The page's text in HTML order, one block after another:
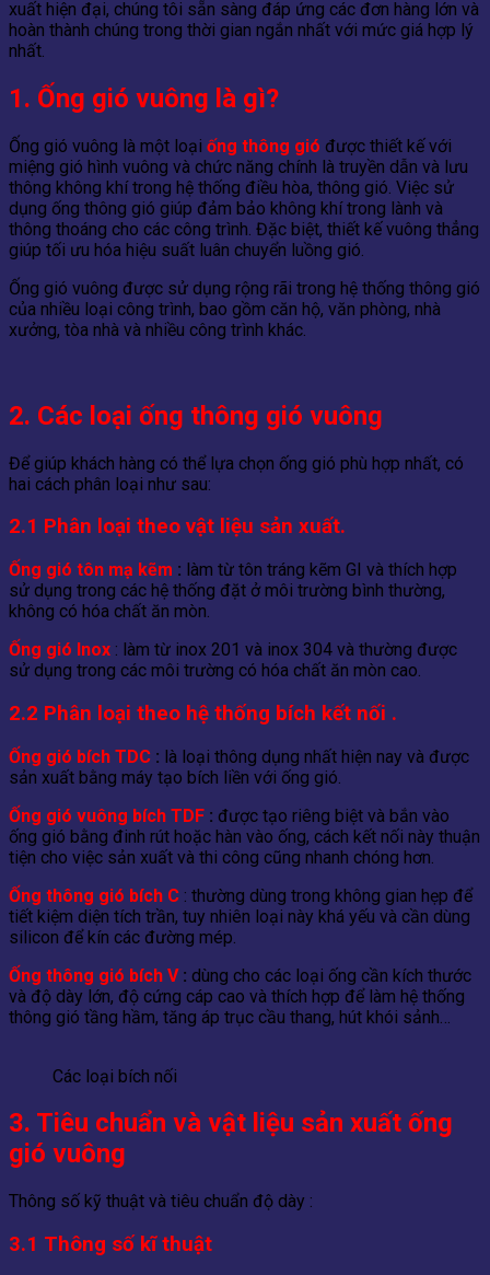
xuất hiện đại, chúng tôi sẵn sàng đáp ứng các đơn hàng lớn và
hoàn thành chúng trong thời gian ngắn nhất với mức giá hợp lý
nhất.
1. Ống gió vuông là gì?
Ống gió vuông là một loại ống thông gió được thiết kế với
miệng gió hình vuông và chức năng chính là truyền dẫn và lưu
thông không khí trong hệ thống điều hòa, thông gió. Việc sử
dụng ống thông gió giúp đảm bảo không khí trong lành và
thông thoáng cho các công trình. Đặc biệt, thiết kế vuông thẳng
giúp tối ưu hóa hiệu suất luân chuyển luồng gió.
Ống gió vuông được sử dụng rộng rãi trong hệ thống thông gió
của nhiều loại công trình, bao gồm căn hộ, văn phòng, nhà
xưởng, tòa nhà và nhiều công trình khác.
2. Các loại ống thông gió vuông
Để giúp khách hàng có thể lựa chọn ống gió phù hợp nhất, có
hai cách phân loại như sau:
2.1 Phân loại theo vật liệu sản xuất.
Ống gió tôn mạ kẽm : làm từ tôn tráng kẽm GI và thích hợp
sử dụng trong các hệ thống đặt ở môi trường bình thường,
không có hóa chất ăn mòn.
Ống gió Inox : làm từ inox 201 và inox 304 và thường được
sử dụng trong các môi trường có hóa chất ăn mòn cao.
2.2 Phân loại theo hệ thống bích kết nối .
Ống gió bích TDC : là loại thông dụng nhất hiện nay và được
sản xuất bằng máy tạo bích liền với ống gió.
Ống gió vuông bích TDF : được tạo riêng biệt và bắn vào
ống gió bằng đinh rút hoặc hàn vào ống, cách kết nối này thuận
tiện cho việc sản xuất và thi công cũng nhanh chóng hơn.
Ống thông gió bích C : thường dùng trong không gian hẹp để
tiết kiệm diện tích trần, tuy nhiên loại này khá yếu và cần dùng
silicon để kín các đường mép.
Ống thông gió bích V: dùng cho các loại ống cần kích thước
và độ dày lớn, độ cứng cáp cao và thích hợp để làm hệ thống
thông gió tầng hầm, tăng áp trục cầu thang, hút khói sảnh…
Các loại bích nối
3. Tiêu chuẩn và vật liệu sản xuất ống
gió vuông
Thông số kỹ thuật và tiêu chuẩn độ dày :
3.1 Thông số kĩ thuật